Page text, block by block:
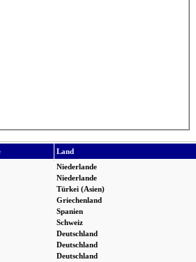
Land
Niederlande
Niederlande
Türkei (Asien)
Griechenland
Spanien
Schweiz
Deutschland
Deutschland
Deutschland